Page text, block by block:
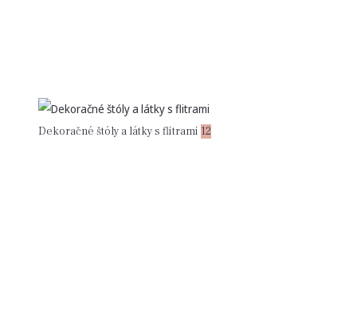
Dekoračné štóly a látky s flitrami 12